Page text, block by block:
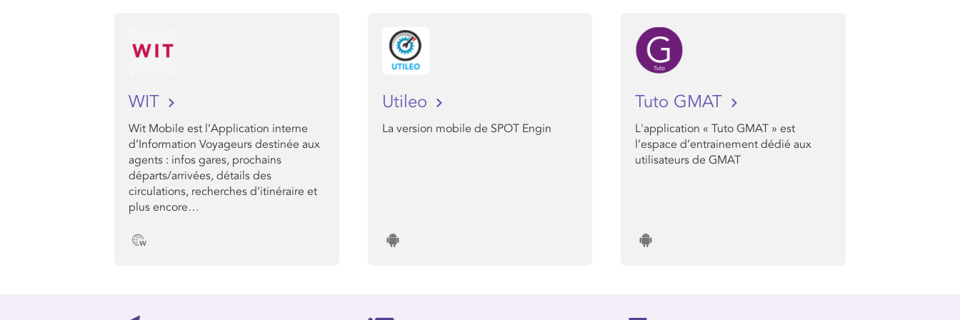
WIT
Wit Mobile est l’Application interne
d’Information Voyageurs destinée aux
agents : infos gares, prochains
départs/arrivées, détails des
circulations, recherches d’itinéraire et
plus encore…
Utileo
La version mobile de SPOT Engin
Tuto GMAT
L'application « Tuto GMAT » est
l’espace d’entrainement dédié aux
utilisateurs de GMAT